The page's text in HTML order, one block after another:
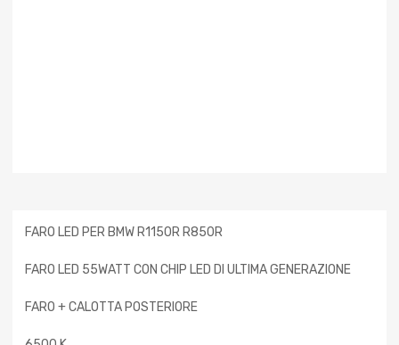
FARO LED PER BMW R1150R R850R
FARO LED 55WATT CON CHIP LED DI ULTIMA GENERAZIONE
FARO + CALOTTA POSTERIORE